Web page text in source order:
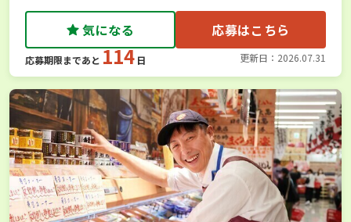
気になる 応募はこちら
応募期限まであと 114 日 更新日：2026.07.31